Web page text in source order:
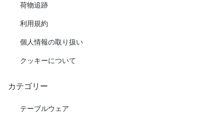
荷物追跡
利用規約
個人情報の取り扱い
クッキーについて
カテゴリー
テーブルウェア